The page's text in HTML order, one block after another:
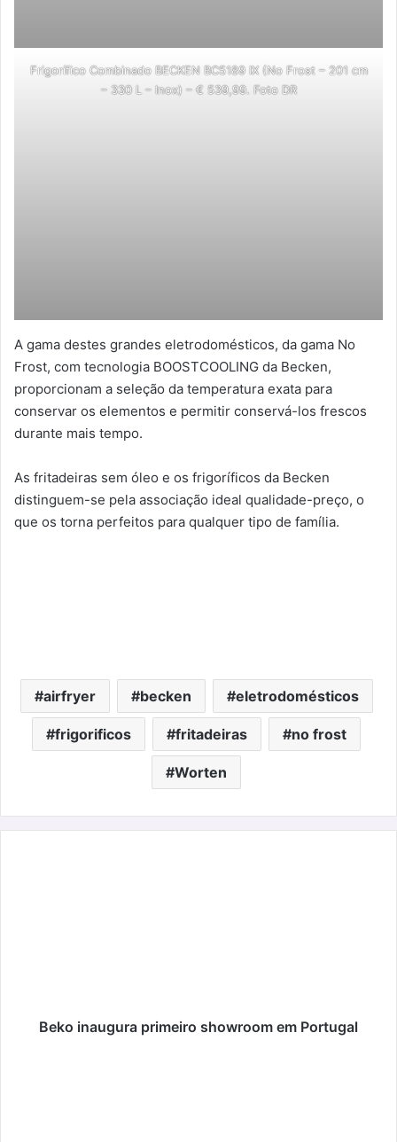
Frigorífico Combinado BECKEN BC5189 IX (No Frost – 201 cm
– 330 L – Inox) – € 539,99. Foto DR
A gama destes grandes eletrodomésticos, da gama No
Frost, com tecnologia BOOSTCOOLING da Becken,
proporcionam a seleção da temperatura exata para
conservar os elementos e permitir conservá-los frescos
durante mais tempo.
As fritadeiras sem óleo e os frigoríficos da Becken
distinguem-se pela associação ideal qualidade-preço, o
que os torna perfeitos para qualquer tipo de família.
airfryer becken eletrodomésticos
frigorificos fritadeiras no frost
Worten
Beko inaugura primeiro showroom em Portugal